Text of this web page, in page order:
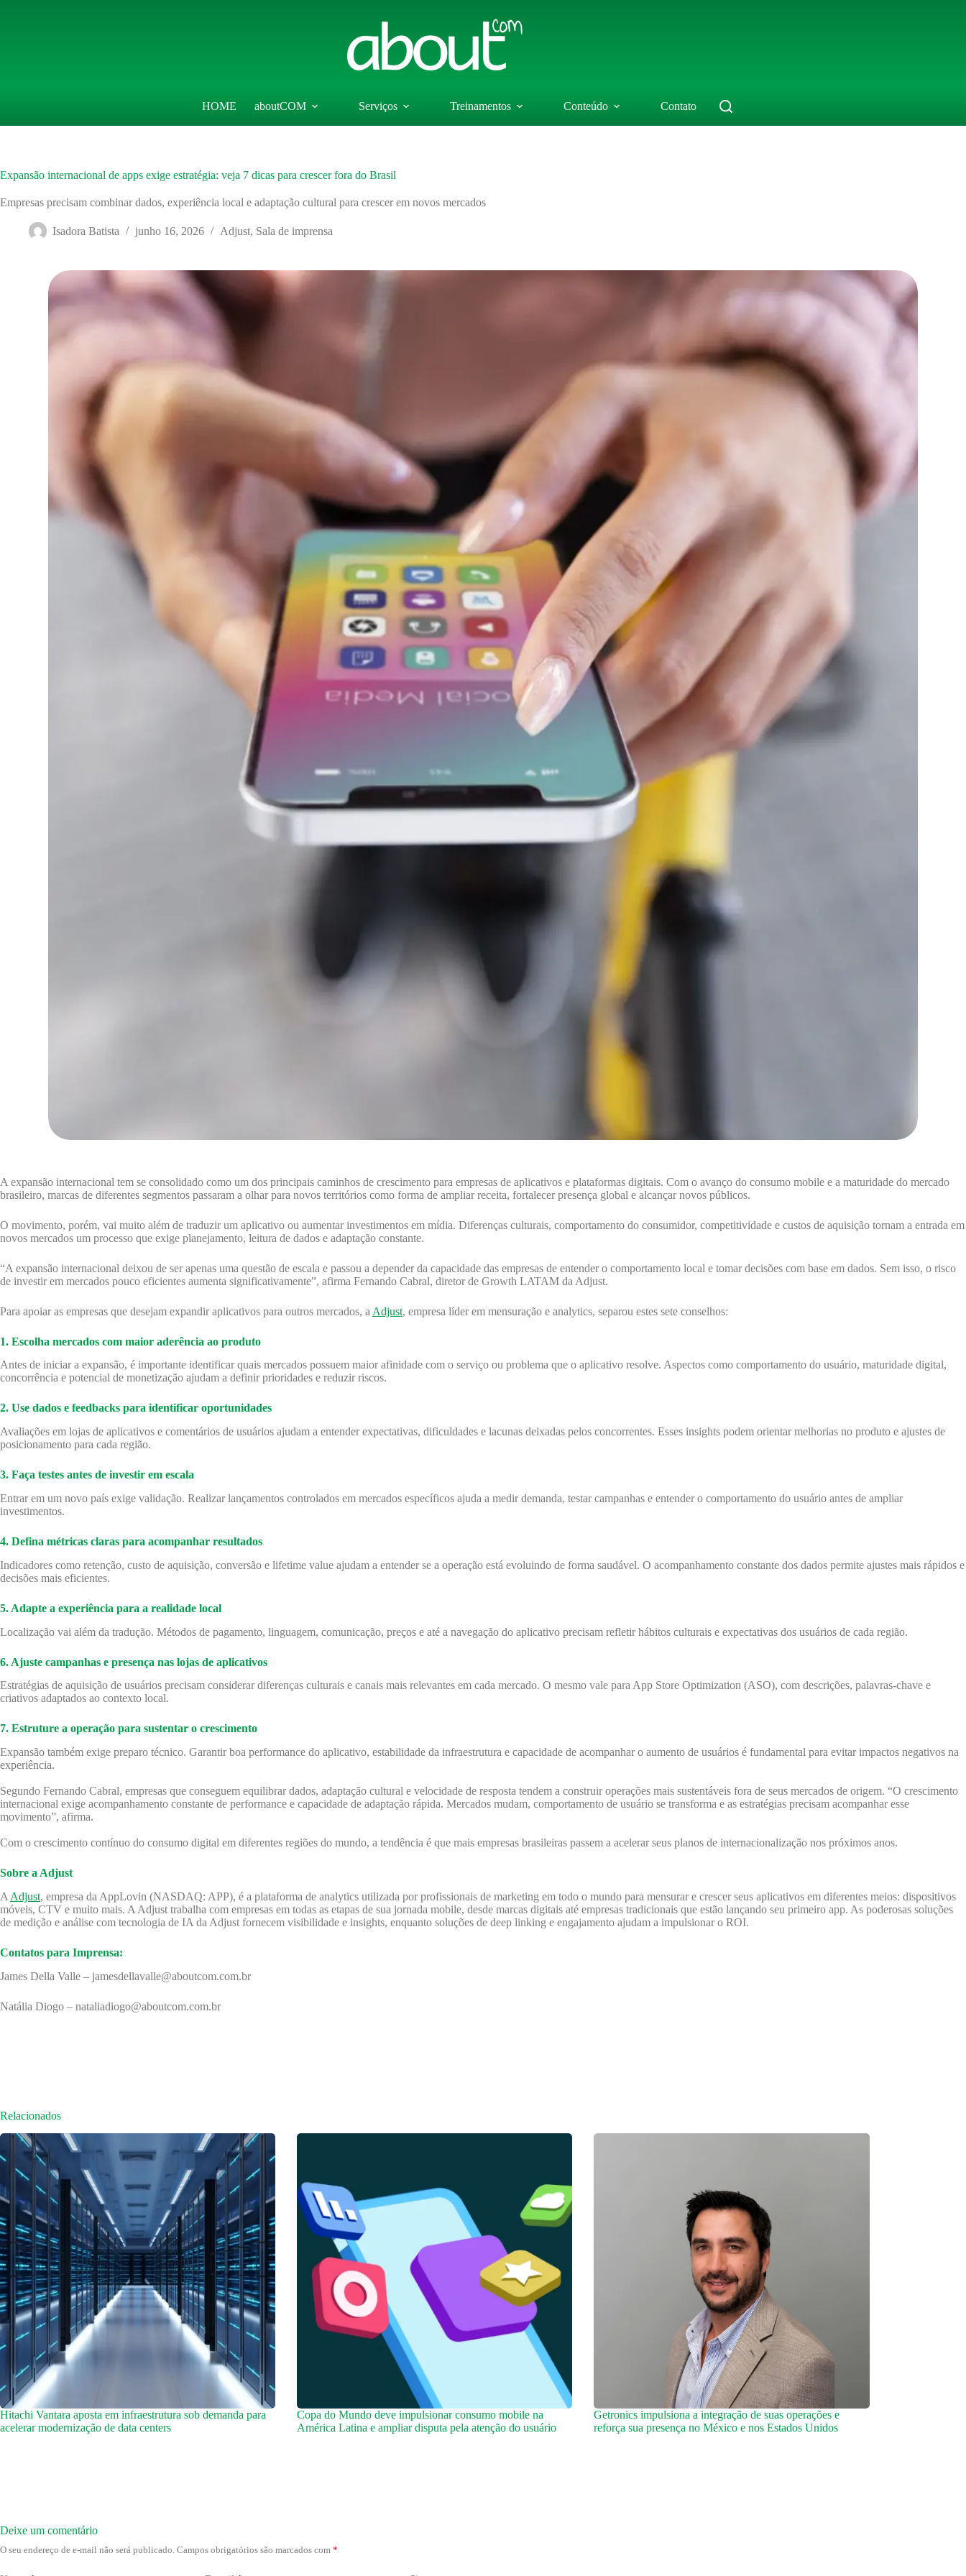
HOME aboutCOM Serviços Treinamentos Conteúdo Contato
Expansão internacional de apps exige estratégia: veja 7 dicas para crescer fora do Brasil
Empresas precisam combinar dados, experiência local e adaptação cultural para crescer em novos mercados
Isadora Batista junho 16, 2026 Adjust, Sala de imprensa
A expansão internacional tem se consolidado como um dos principais caminhos de crescimento para empresas de aplicativos e plataformas digitais. Com o avanço do consumo mobile e a maturidade do mercado
brasileiro, marcas de diferentes segmentos passaram a olhar para novos territórios como forma de ampliar receita, fortalecer presença global e alcançar novos públicos.
O movimento, porém, vai muito além de traduzir um aplicativo ou aumentar investimentos em mídia. Diferenças culturais, comportamento do consumidor, competitividade e custos de aquisição tornam a entrada em
novos mercados um processo que exige planejamento, leitura de dados e adaptação constante.
“A expansão internacional deixou de ser apenas uma questão de escala e passou a depender da capacidade das empresas de entender o comportamento local e tomar decisões com base em dados. Sem isso, o risco
de investir em mercados pouco eficientes aumenta significativamente”, afirma Fernando Cabral, diretor de Growth LATAM da Adjust.
Para apoiar as empresas que desejam expandir aplicativos para outros mercados, a Adjust, empresa líder em mensuração e analytics, separou estes sete conselhos:
1. Escolha mercados com maior aderência ao produto
Antes de iniciar a expansão, é importante identificar quais mercados possuem maior afinidade com o serviço ou problema que o aplicativo resolve. Aspectos como comportamento do usuário, maturidade digital,
concorrência e potencial de monetização ajudam a definir prioridades e reduzir riscos.
2. Use dados e feedbacks para identificar oportunidades
Avaliações em lojas de aplicativos e comentários de usuários ajudam a entender expectativas, dificuldades e lacunas deixadas pelos concorrentes. Esses insights podem orientar melhorias no produto e ajustes de
posicionamento para cada região.
3. Faça testes antes de investir em escala
Entrar em um novo país exige validação. Realizar lançamentos controlados em mercados específicos ajuda a medir demanda, testar campanhas e entender o comportamento do usuário antes de ampliar
investimentos.
4. Defina métricas claras para acompanhar resultados
Indicadores como retenção, custo de aquisição, conversão e lifetime value ajudam a entender se a operação está evoluindo de forma saudável. O acompanhamento constante dos dados permite ajustes mais rápidos e
decisões mais eficientes.
5. Adapte a experiência para a realidade local
Localização vai além da tradução. Métodos de pagamento, linguagem, comunicação, preços e até a navegação do aplicativo precisam refletir hábitos culturais e expectativas dos usuários de cada região.
6. Ajuste campanhas e presença nas lojas de aplicativos
Estratégias de aquisição de usuários precisam considerar diferenças culturais e canais mais relevantes em cada mercado. O mesmo vale para App Store Optimization (ASO), com descrições, palavras-chave e
criativos adaptados ao contexto local.
7. Estruture a operação para sustentar o crescimento
Expansão também exige preparo técnico. Garantir boa performance do aplicativo, estabilidade da infraestrutura e capacidade de acompanhar o aumento de usuários é fundamental para evitar impactos negativos na
experiência.
Segundo Fernando Cabral, empresas que conseguem equilibrar dados, adaptação cultural e velocidade de resposta tendem a construir operações mais sustentáveis fora de seus mercados de origem. “O crescimento
internacional exige acompanhamento constante de performance e capacidade de adaptação rápida. Mercados mudam, comportamento de usuário se transforma e as estratégias precisam acompanhar esse
movimento”, afirma.
Com o crescimento contínuo do consumo digital em diferentes regiões do mundo, a tendência é que mais empresas brasileiras passem a acelerar seus planos de internacionalização nos próximos anos.
Sobre a Adjust
A Adjust, empresa da AppLovin (NASDAQ: APP), é a plataforma de analytics utilizada por profissionais de marketing em todo o mundo para mensurar e crescer seus aplicativos em diferentes meios: dispositivos
móveis, CTV e muito mais. A Adjust trabalha com empresas em todas as etapas de sua jornada mobile, desde marcas digitais até empresas tradicionais que estão lançando seu primeiro app. As poderosas soluções
de medição e análise com tecnologia de IA da Adjust fornecem visibilidade e insights, enquanto soluções de deep linking e engajamento ajudam a impulsionar o ROI.
Contatos para Imprensa:
James Della Valle – jamesdellavalle@aboutcom.com.br
Natália Diogo – nataliadiogo@aboutcom.com.br
Relacionados
Hitachi Vantara aposta em infraestrutura sob demanda para
acelerar modernização de data centers
Copa do Mundo deve impulsionar consumo mobile na
América Latina e ampliar disputa pela atenção do usuário
Getronics impulsiona a integração de suas operações e
reforça sua presença no México e nos Estados Unidos
Deixe um comentário
O seu endereço de e-mail não será publicado. Campos obrigatórios são marcados com *